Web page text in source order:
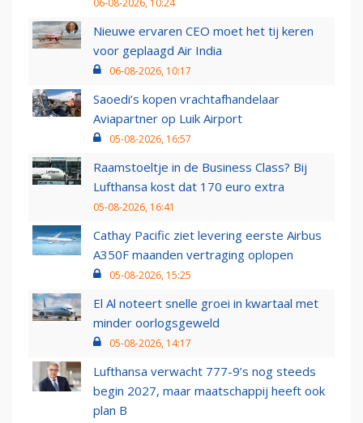
Nieuwe ervaren CEO moet het tij keren
voor geplaagd Air India
06-08-2026, 10:17
Saoedi’s kopen vrachtafhandelaar
Aviapartner op Luik Airport
05-08-2026, 16:57
Raamstoeltje in de Business Class? Bij
Lufthansa kost dat 170 euro extra
05-08-2026, 16:41
Cathay Pacific ziet levering eerste Airbus
A350F maanden vertraging oplopen
05-08-2026, 15:25
El Al noteert snelle groei in kwartaal met
minder oorlogsgeweld
05-08-2026, 14:17
Lufthansa verwacht 777-9’s nog steeds
begin 2027, maar maatschappij heeft ook
plan B